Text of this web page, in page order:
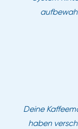
Deine
haben